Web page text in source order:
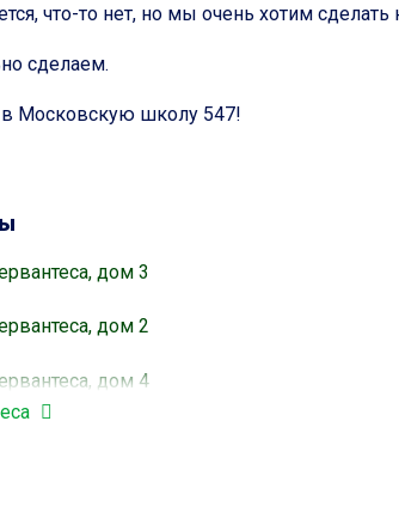
что-то нет, но мы очень хотим
сделаем.
Московскую школу 547!
дом 3
дом 2
дом 4